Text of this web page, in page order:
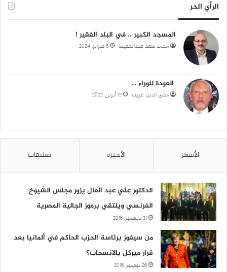
الرأي الحر
المسجد الكبير .. في البلد الفقير !
محمد سعد عبدالحفيظ 6 فبراير، 2024
العودة للوراء …
محي الدين غريب 12 أبريل، 2022
الأشهر الأخيرة تعليقات
الدكتور علي عبد العال يزور مجلس الشيوخ
الفرنسي ويلتقي برموز الجالية المصرية
31 ديسمبر، 2018
من سيفوز برئاسة الحزب الحاكم في ألمانيا بعد
قرار ميركل بالانسحاب؟
26 نوفمبر، 2018